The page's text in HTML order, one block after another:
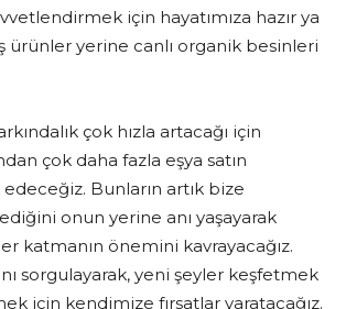
için hayatımıza hazır ya
ürünler yerine canlı organik besinleri
çok hızla artacağı için
çok daha fazla eşya satın
edeceğiz. Bunların artık bize
onun yerine anı yaşayarak
katmanın önemini kavrayacağız.
sorgulayarak, yeni şeyler keşfetmek
için kendimize fırsatlar yaratacağız.